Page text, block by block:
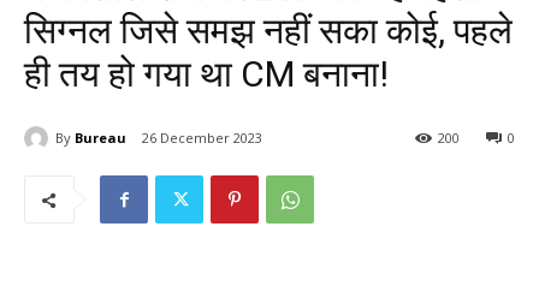
सिग्नल जिसे समझ नहीं सका कोई, पहले
ही तय हो गया था CM बनाना!
By Bureau 26 December 2023 0
200